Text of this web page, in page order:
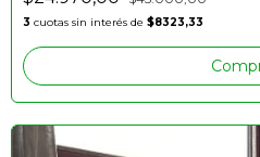
3 cuotas sin interés de $8323,33